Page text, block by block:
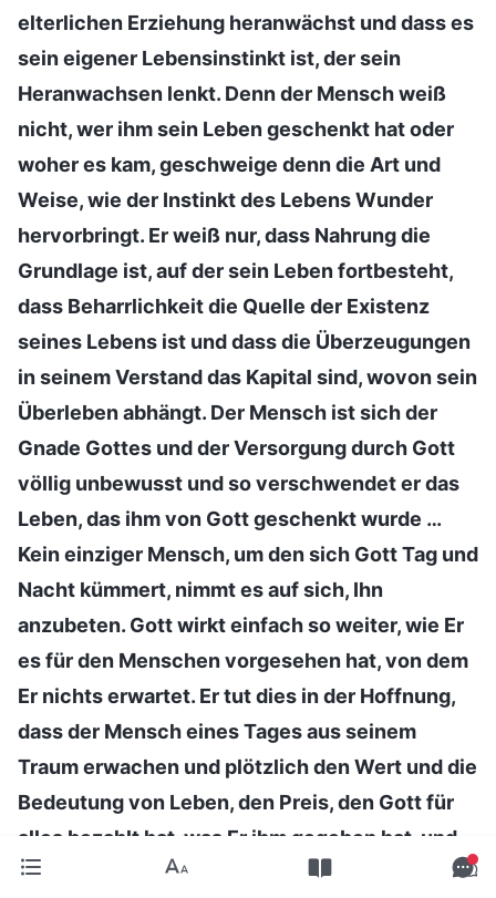
elterlichen Erziehung heranwächst und dass es
sein eigener Lebensinstinkt ist, der sein
Heranwachsen lenkt. Denn der Mensch weiß
nicht, wer ihm sein Leben geschenkt hat oder
woher es kam, geschweige denn die Art und
Weise, wie der Instinkt des Lebens Wunder
hervorbringt. Er weiß nur, dass Nahrung die
Grundlage ist, auf der sein Leben fortbesteht,
dass Beharrlichkeit die Quelle der Existenz
seines Lebens ist und dass die Überzeugungen
in seinem Verstand das Kapital sind, wovon sein
Überleben abhängt. Der Mensch ist sich der
Gnade Gottes und der Versorgung durch Gott
völlig unbewusst und so verschwendet er das
Leben, das ihm von Gott geschenkt wurde …
Kein einziger Mensch, um den sich Gott Tag und
Nacht kümmert, nimmt es auf sich, Ihn
anzubeten. Gott wirkt einfach so weiter, wie Er
es für den Menschen vorgesehen hat, von dem
Er nichts erwartet. Er tut dies in der Hoffnung,
dass der Mensch eines Tages aus seinem
Traum erwachen und plötzlich den Wert und die
Bedeutung von Leben, den Preis, den Gott für
alles bezahlt hat, was Er ihm gegeben hat, und
den Eifer, mit dem Gott sich verzweifelt danach